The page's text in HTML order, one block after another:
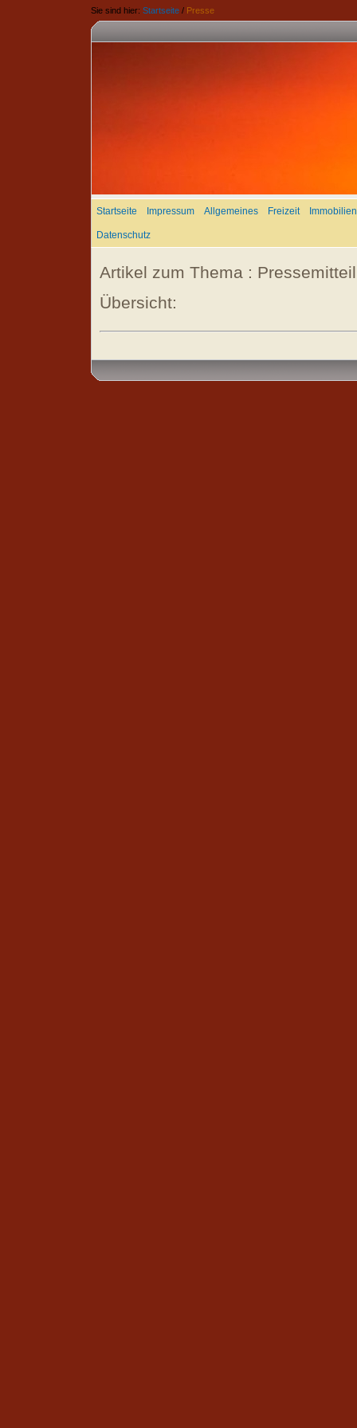
Sie sind hier: Startseite / Presse
Startseite Impressum Allgemeines Freizeit Immobilien
Datenschutz
Artikel zum Thema :
Übersicht: